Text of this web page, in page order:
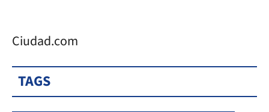
Ciudad.com
TAGS